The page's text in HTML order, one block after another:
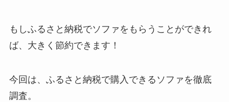
もしふるさと納税でソファをもらうことができれ
ば、大きく節約できます！
今回は、ふるさと納税で購入できるソファを徹底
調査。